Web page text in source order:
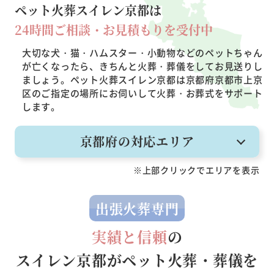
ペット火葬スイレン京都は
24時間ご相談・お見積もりを受付中
大切な犬・猫・ハムスター・小動物などのペットちゃん
が亡くなったら、きちんと火葬・葬儀をしてお見送りし
ましょう。ペット火葬スイレン京都は京都府京都市上京
区のご指定の場所にお伺いして火葬・お葬式をサポート
します。
京都府の対応エリア
※上部クリックでエリアを表示
出張火葬専門
実績と信頼の
スイレン京都がペット火葬・葬儀を